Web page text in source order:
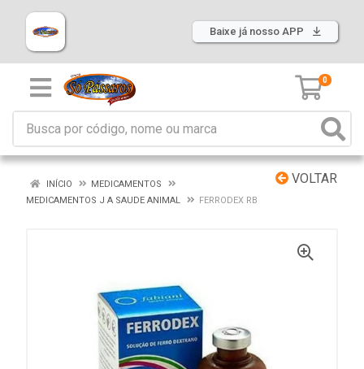
Baixe já nosso APP
0
VOLTAR
INÍCIO
MEDICAMENTOS
MEDICAMENTOS J A SAUDE ANIMAL
FERRODEX RB